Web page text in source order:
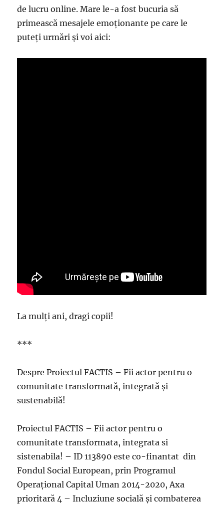
de lucru online. Mare le-a fost bucuria să
primească mesajele emoționante pe care le
puteți urmări și voi aici:
La mulți ani, dragi copii!
***
Despre Proiectul FACTIS – Fii actor pentru o
comunitate transformată, integrată și
sustenabilă!
Proiectul FACTIS – Fii actor pentru o
comunitate transformata, integrata si
sistenabila! – ID 113890 este co-finantat din
Fondul Social European, prin Programul
Operaţional Capital Uman 2014-2020, Axa
prioritară 4 – Incluziune socială și combaterea